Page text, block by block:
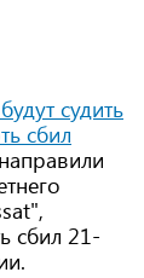
судить
сбил
сбил 21-